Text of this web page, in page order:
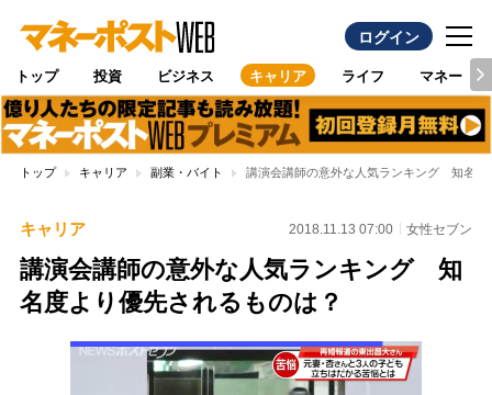
ログイン
トップ 投資 ビジネス キャリア ライフ マネー
トップ キャリア 副業・バイト 講演会講師の意外な人気ランキング 知名度
キャリア 2018.11.13 07:00 女性セブン
講演会講師の意外な人気ランキング 知
名度より優先されるものは？